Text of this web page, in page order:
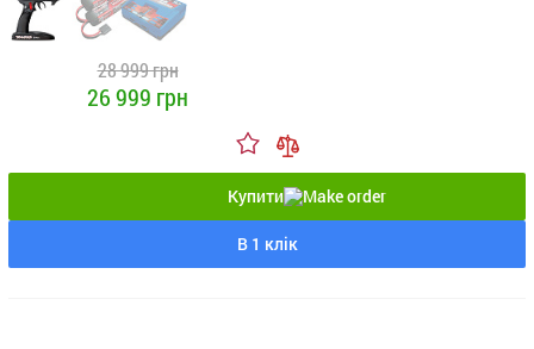
28 999 грн
26 999 грн
Купити
В 1 клік